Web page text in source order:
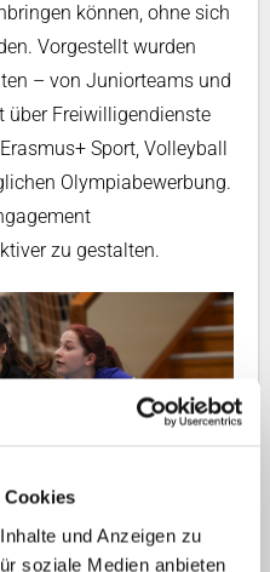
Cookies
und Anzeigen zu
soziale Medien anbieten
können, ohne sich
Vorgestellt wurden
– von Juniorteams und
über Freiwilligendienste
Sport, Volleyball
Olympiabewerbung.
zu gestalten.